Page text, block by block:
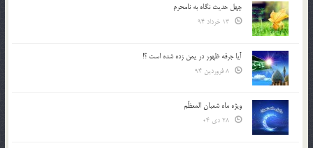
چهل حدیث نگاه به نامحرم
آیا جرقه ظهور در یمن زده شده است ؟!
ویژه ماه شعبان المعظّم